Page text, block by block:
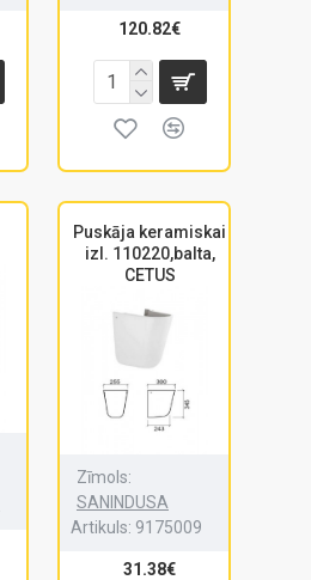
120.82€
Puskāja keramiskai
izl. 110220,balta,
CETUS
Zīmols:
SANINDUSA
Artikuls: 9175009
31.38€